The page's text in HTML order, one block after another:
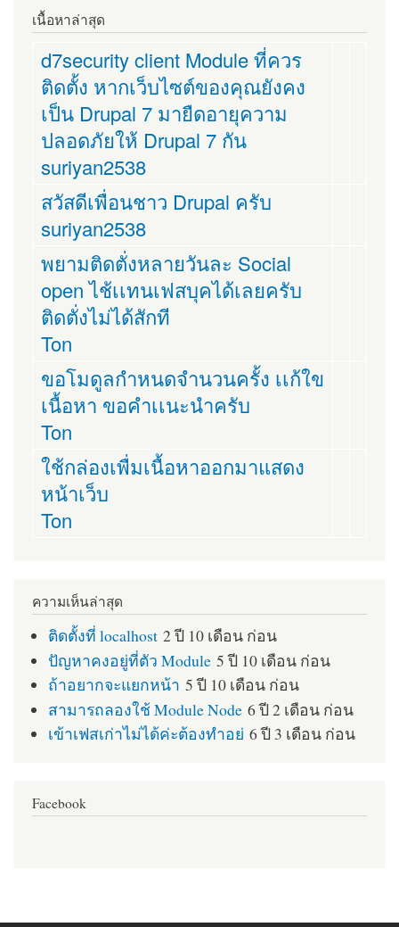
เนื้อหาล่าสุด
d7security client Module ที่ควร
ติดตั้ง หากเว็บไซต์ของคุณยังคง
เป็น Drupal 7 มายืดอายุความ
ปลอดภัยให้ Drupal 7 กัน
suriyan2538
สวัสดีเพื่อนชาว Drupal ครับ
suriyan2538
พยามติดตั่งหลายวันละ Social
open ไช้เเทนเฟสบุคได้เลยครับ
ติดตั่งไม่ได้สักที
Ton
ขอโมดูลกำหนดจำนวนครั้ง เเก้ใข
เนื้อหา ขอคำเเนะนำครับ
Ton
ใช้กล่องเพื่มเนื้อหาออกมาแสดง
หน้าเว็บ
Ton
ความเห็นล่าสุด
ติดตั้งที่ localhost 2 ปี 10 เดือน ก่อน
ปัญหาคงอยู่ที่ตัว Module 5 ปี 10 เดือน ก่อน
ถ้าอยากจะแยกหน้า 5 ปี 10 เดือน ก่อน
สามารถลองใช้ Module Node 6 ปี 2 เดือน ก่อน
เข้าเฟสเก่าไม่ได้ค่ะต้องทำอย่ 6 ปี 3 เดือน ก่อน
Facebook